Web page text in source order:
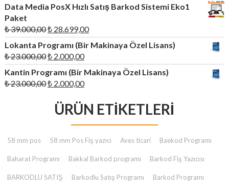
Data Media PosX Hızlı Satış Barkod Sistemi Eko1
Paket
₺39.000,00Orijinal
fiyat:
₺ 39.000,00.
₺28.699,00Şu
andaki
fiyat:
₺ 28.699,00.
Lokanta Programı (Bir Makinaya Özel Lisans)
₺23.000,00Orijinal
fiyat:
₺ 23.000,00.
₺2.000,00Şu
andaki
fiyat:
₺ 2.000,00.
Kantin Programı (Bir Makinaya Özel Lisans)
₺23.000,00Orijinal
₺ 23.000,00.
₺2.000,00Şu
fiyat:
₺ 2.000,00.
ÜRÜN ETIKETLERI
58 mm pos 58 mm Pos Fiş yazıcı Aves ticari Baekod Programı
Baharat Programı Bakkal Barkod programı Barkod Fiş Yazıcısı
BARKODLU SATIŞ Barkodlu Satış Programı Barkod Programı